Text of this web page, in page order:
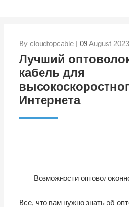
By cloudtopcable | 09August
Лучший
кабель для
Интернета
Возможности оптоволоконного кабеля
Все, что вам нужно знать об